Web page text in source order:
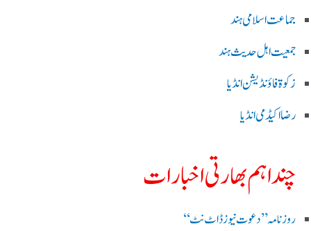
جماعت اسلامی ہند
جمعیت اہل حدیث ہند
زکوۃ فاؤنڈیشن انڈیا
رضا اکیڈمی انڈیا
چند اہم بھارتی اخبارات
روز نامہ ’’ دعوت نیوز ڈاٹ نٹ‘‘